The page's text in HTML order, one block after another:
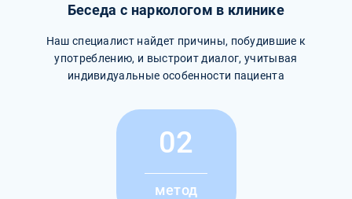
Беседа с наркологом в клинике
Наш специалист найдет причины, побудившие к
употреблению, и выстроит диалог, учитывая
индивидуальные особенности пациента
02
метод